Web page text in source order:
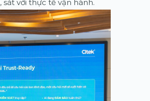
với thực tế vận hành.